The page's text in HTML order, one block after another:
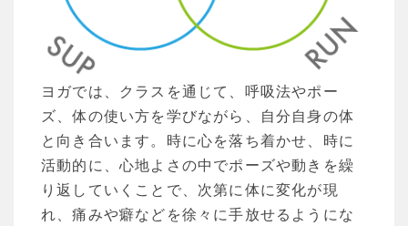
ヨガでは、クラスを通じて、呼吸法やポー
ズ、体の使い方を学びながら、自分自身の体
と向き合います。時に心を落ち着かせ、時に
活動的に、心地よさの中でポーズや動きを繰
り返していくことで、次第に体に変化が現
れ、痛みや癖などを徐々に手放せるようにな